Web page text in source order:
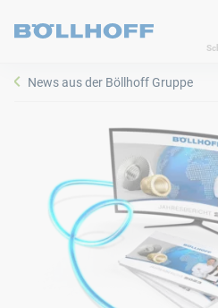
News aus der Böllhoff Gruppe